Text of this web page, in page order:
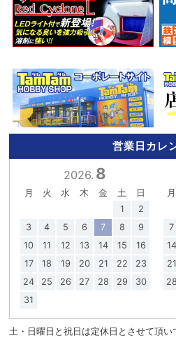
営業日カレ
2026. 8
月 火 水 木 金 土
日
1
2
3
4 5 6 7 8
9
10
11 12 13 14 15
16
17
18 19 20 21 22
23
24
25 26 27 28 29
30
31
月
7
14
21
28
土・日曜日と祝日は定休日とさせて頂い